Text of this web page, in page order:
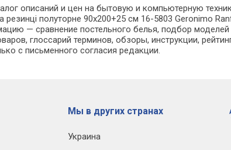
описаний и цен на бытовую и компьютерную
резинці полуторне 90x200+25 см 16-5803 Geronimo
— сравнение постельного белья, подбор
глоссарий терминов, обзоры, инструкции,
с письменного согласия редакции.
Мы в других странах
Украина